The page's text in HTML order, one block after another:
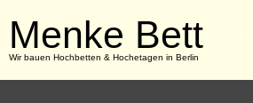
Menke Bett
Wir bauen Hochbetten & Hochetagen in Berlin